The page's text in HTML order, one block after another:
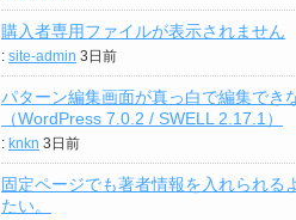
購入者専用ファイルが表示されません
: site-admin 3日前
パターン編集画面が真っ白で編集でき
（WordPress 7.0.2 / SWELL 2.17.1）
: knkn 3日前
固定ページでも著者情報を入れられる
たい。